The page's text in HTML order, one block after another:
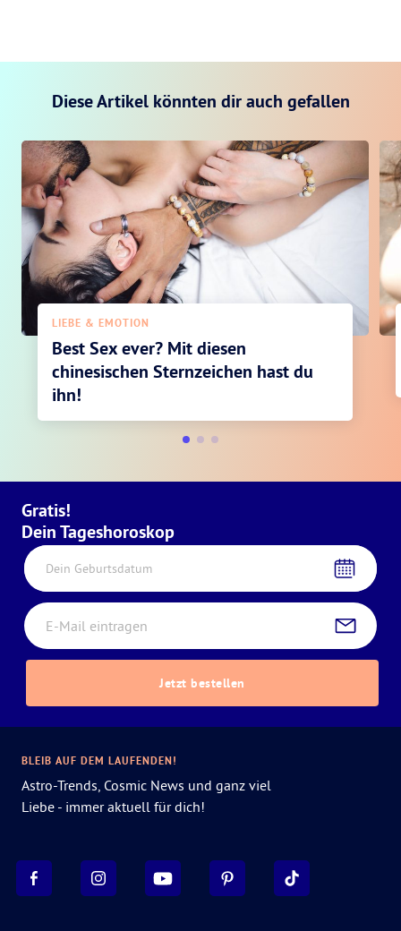
Diese Artikel könnten dir auch gefallen
LIEBE & EMOTION
Best Sex ever? Mit diesen
chinesischen Sternzeichen hast du
ihn!
Gratis!
Dein Tageshoroskop
Dein Geburtsdatum
Jetzt bestellen
BLEIB AUF DEM LAUFENDEN!
Astro-Trends, Cosmic News und ganz viel
Liebe - immer aktuell für dich!